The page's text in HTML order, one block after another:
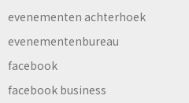
evenementen achterhoek
evenementenbureau
facebook
facebook business